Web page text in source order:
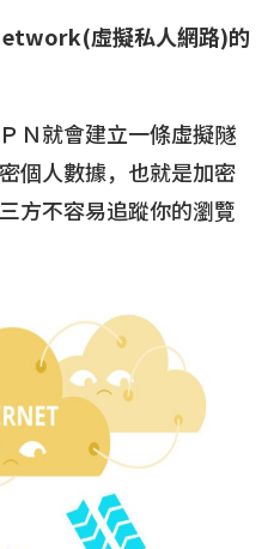
虛擬私人網路)的
Ｎ就會建立一條虛擬隧
個人數據，也就是加密
方不容易追蹤你的瀏覽